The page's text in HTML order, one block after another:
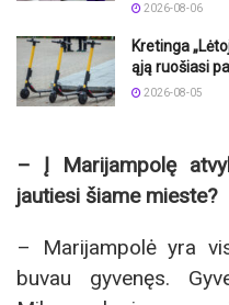
2026-08-06
Kretinga
ąją ruošiasi
2026-08-05
– Į Marijampolę
jautiesi šiame mieste?
– Marijampolė yra
buvau gyvenęs.